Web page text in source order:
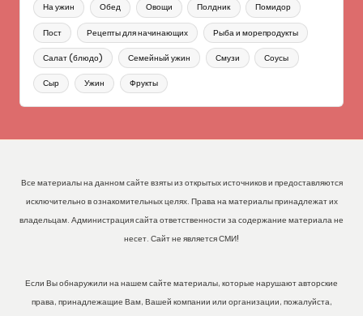
На ужин Обед Овощи Полдник Помидор
Пост Рецепты для начинающих Рыба и морепродукты
Салат (блюдо) Семейный ужин Смузи Соусы
Сыр Ужин Фрукты
Все материалы на данном сайте взяты из открытых источников и предоставляются
исключительно в ознакомительных целях. Права на материалы принадлежат их
владельцам. Администрация сайта ответственности за содержание материала не
несет. Сайт не является СМИ!
Если Вы обнаружили на нашем сайте материалы, которые нарушают авторские
права, принадлежащие Вам, Вашей компании или организации, пожалуйста,